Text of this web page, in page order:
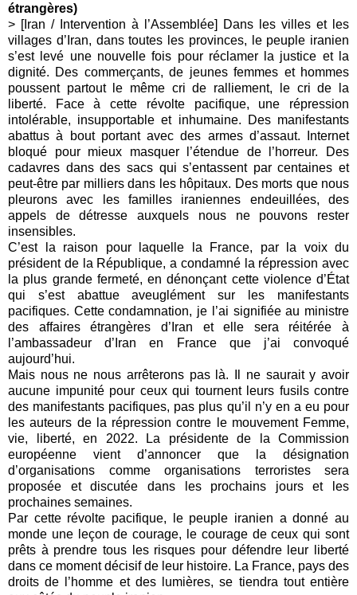
étrangères)
> [Iran / Intervention à l’Assemblée] Dans les villes et les
villages d’Iran, dans toutes les provinces, le peuple iranien
s’est levé une nouvelle fois pour réclamer la justice et la
dignité. Des commerçants, de jeunes femmes et hommes
poussent partout le même cri de ralliement, le cri de la
liberté. Face à cette révolte pacifique, une répression
intolérable, insupportable et inhumaine. Des manifestants
abattus à bout portant avec des armes d’assaut. Internet
bloqué pour mieux masquer l’étendue de l’horreur. Des
cadavres dans des sacs qui s’entassent par centaines et
peut-être par milliers dans les hôpitaux. Des morts que nous
pleurons avec les familles iraniennes endeuillées, des
appels de détresse auxquels nous ne pouvons rester
insensibles.
C’est la raison pour laquelle la France, par la voix du
président de la République, a condamné la répression avec
la plus grande fermeté, en dénonçant cette violence d’État
qui s’est abattue aveuglément sur les manifestants
pacifiques. Cette condamnation, je l’ai signifiée au ministre
des affaires étrangères d’Iran et elle sera réitérée à
l’ambassadeur d’Iran en France que j’ai convoqué
aujourd’hui.
Mais nous ne nous arrêterons pas là. Il ne saurait y avoir
aucune impunité pour ceux qui tournent leurs fusils contre
des manifestants pacifiques, pas plus qu’il n’y en a eu pour
les auteurs de la répression contre le mouvement Femme,
vie, liberté, en 2022. La présidente de la Commission
européenne vient d’annoncer que la désignation
d’organisations comme organisations terroristes sera
proposée et discutée dans les prochains jours et les
prochaines semaines.
Par cette révolte pacifique, le peuple iranien a donné au
monde une leçon de courage, le courage de ceux qui sont
prêts à prendre tous les risques pour défendre leur liberté
dans ce moment décisif de leur histoire. La France, pays des
droits de l’homme et des lumières, se tiendra tout entière